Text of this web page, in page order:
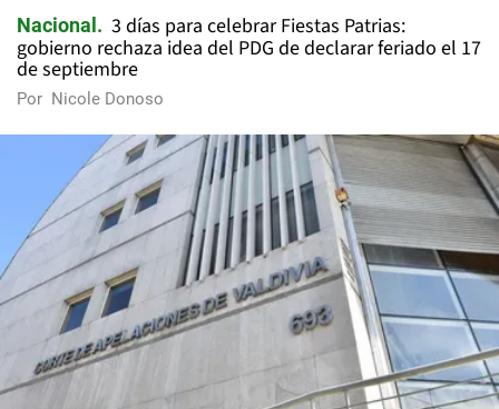
Nacional
3 días para celebrar Fiestas Patrias:
gobierno rechaza idea del PDG de declarar feriado el 17
de septiembre
Por Nicole Donoso